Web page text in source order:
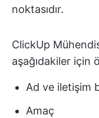
noktasıdır.
ClickUp
aşağıdakiler için
Ad ve iletişim
Amaç